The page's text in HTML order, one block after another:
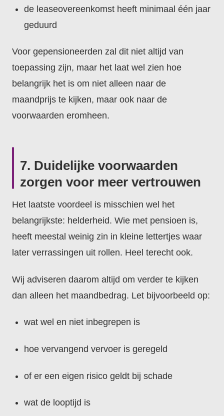
de leaseovereenkomst heeft minimaal één jaar
geduurd
Voor gepensioneerden zal dit niet altijd van
toepassing zijn, maar het laat wel zien hoe
belangrijk het is om niet alleen naar de
maandprijs te kijken, maar ook naar de
voorwaarden eromheen.
7. Duidelijke voorwaarden
zorgen voor meer vertrouwen
Het laatste voordeel is misschien wel het
belangrijkste: helderheid. Wie met pensioen is,
heeft meestal weinig zin in kleine lettertjes waar
later verrassingen uit rollen. Heel terecht ook.
Wij adviseren daarom altijd om verder te kijken
dan alleen het maandbedrag. Let bijvoorbeeld op:
wat wel en niet inbegrepen is
hoe vervangend vervoer is geregeld
of er een eigen risico geldt bij schade
wat de looptijd is